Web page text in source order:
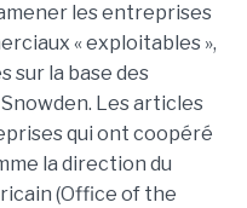
les entreprises
« exploitables »,
sur la base des
Les articles
qui ont coopéré
la direction du
(Office of the